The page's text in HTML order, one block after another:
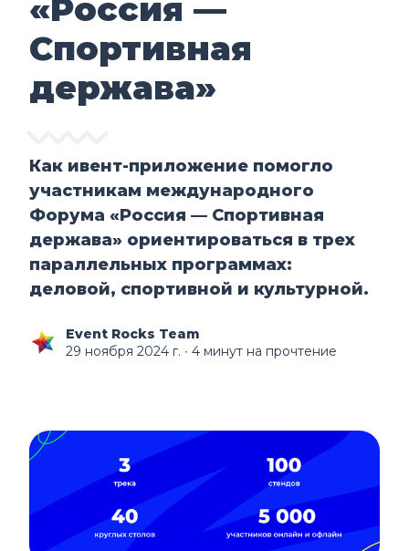
«Россия —
Спортивная
держава»
Как ивент-приложение помогло
участникам международного
Форума «Россия — Спортивная
держава» ориентироваться в трех
параллельных программах:
деловой, спортивной и культурной.
Event Rocks Team
29 ноября 2024 г. ∙ 4 минут на прочтение